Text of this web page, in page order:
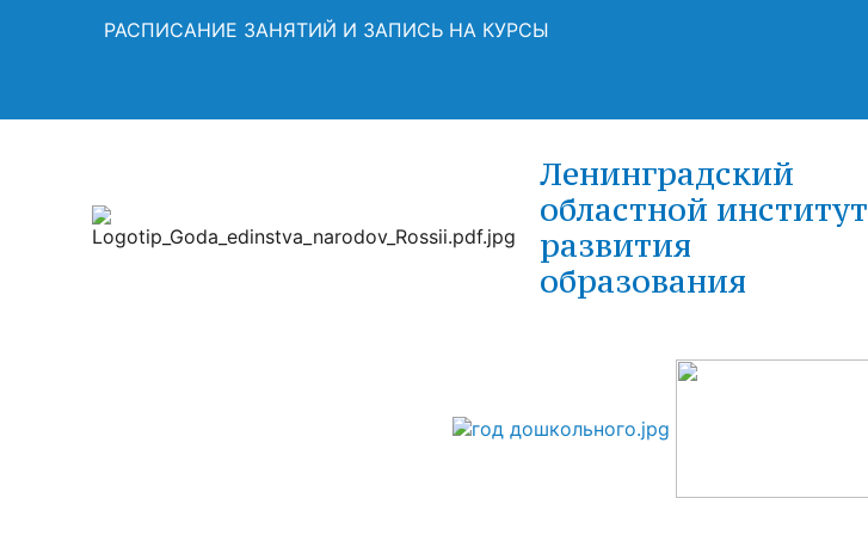
РАСПИСАНИЕ ЗАНЯТИЙ И ЗАПИСЬ НА КУРСЫ
Ленинградский
областной институт
развития
образования